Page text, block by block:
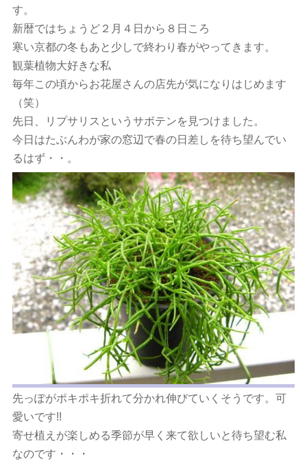
す。
新暦ではちょうど２月４日から８日ころ
寒い京都の冬もあと少しで終わり春がやってきます。
観葉植物大好きな私
毎年この頃からお花屋さんの店先が気になりはじめます
（笑）
先日、リプサリスというサボテンを見つけました。
今日はたぶんわが家の窓辺で春の日差しを待ち望んでい
るはず・・。
先っぽがポキポキ折れて分かれ伸びていくそうです。可
愛いです!!
寄せ植えが楽しめる季節が早く来て欲しいと待ち望む私
なのです・・・